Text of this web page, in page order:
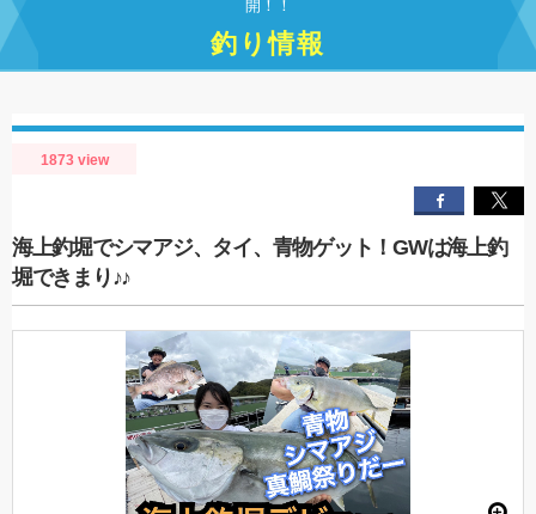
動
開！！
釣り情報
1873 view
海上釣堀でシマアジ、タイ、青物ゲット！GWは海上釣
堀できまり♪♪